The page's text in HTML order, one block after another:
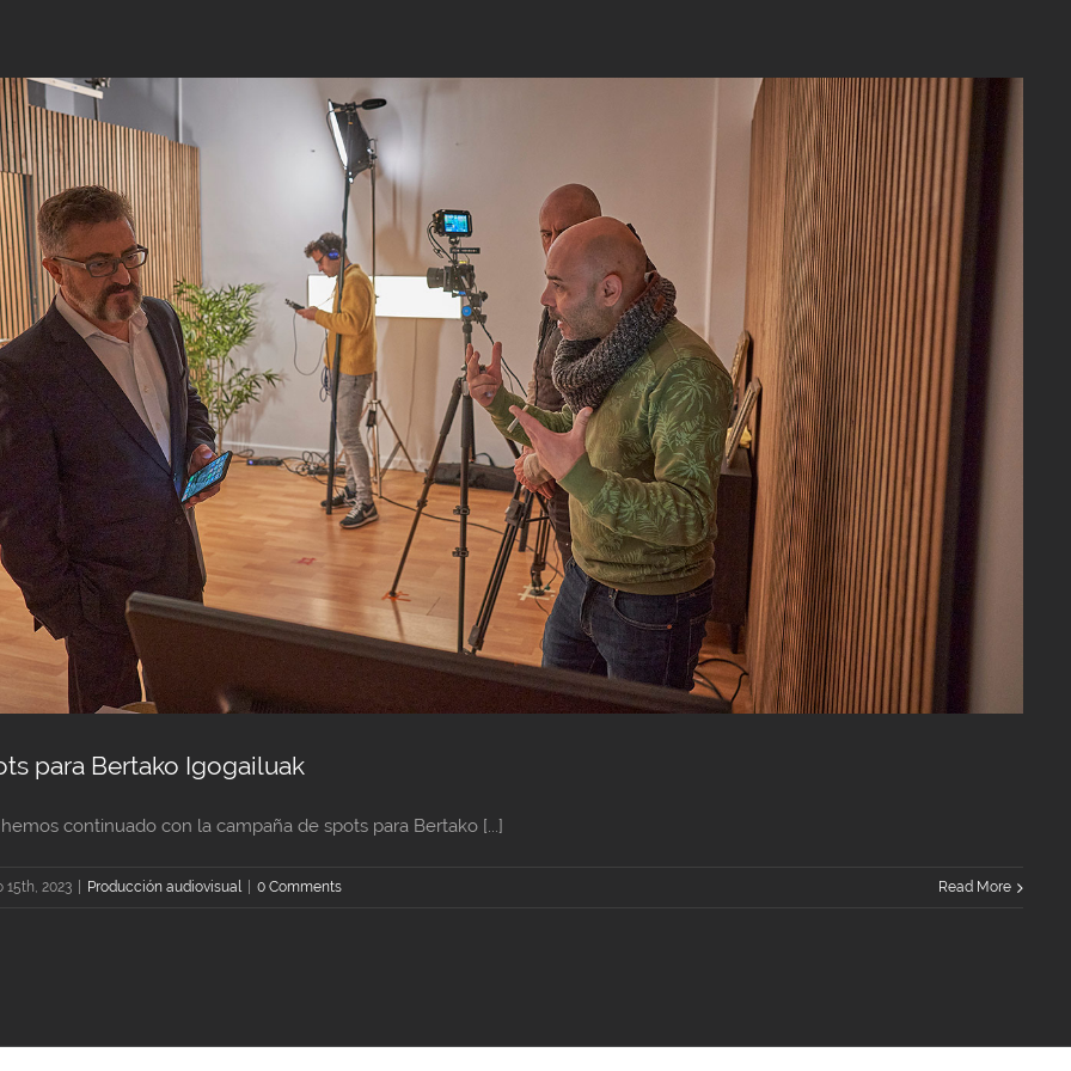
para Bertako Igogailuak
hemos continuado con la campaña de spots para Bertako [...]
15th, 2023 Producción audiovisual 0 Comments Read More